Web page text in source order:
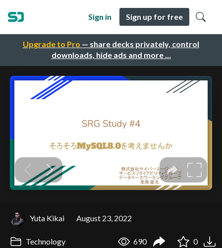
Upgrade to Pro — share decks privately, control
downloads, hide ads and more …
Sign in Sign up for free
Yuta Kikai August 23, 2022
Technology 690 0